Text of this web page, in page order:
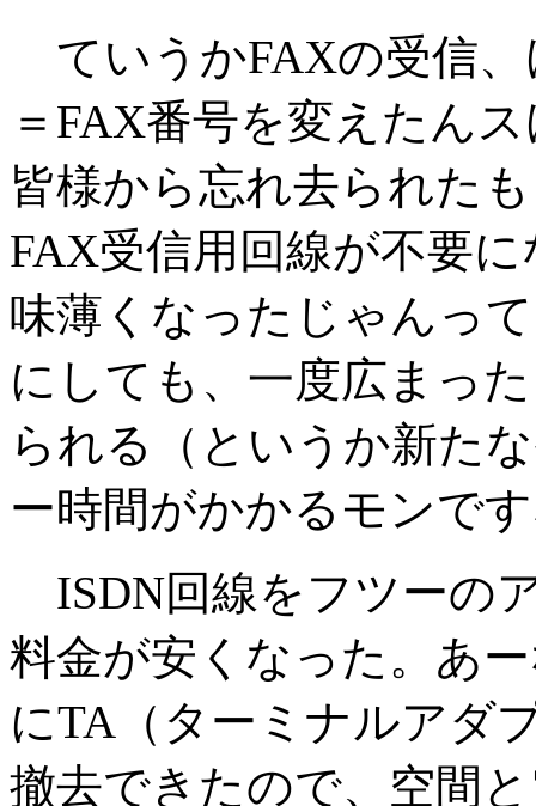
ていうかFAXの受信、
＝FAX番号を変えたん
皆様から忘れ去られた
FAX受信用回線が不要
味薄くなったじゃんっ
にしても、一度広まっ
られる（というか新た
ー時間がかかるモンで
ISDN回線をフツーの
料金が安くなった。あ
にTA（ターミナルアダ
撤去できたので、空間